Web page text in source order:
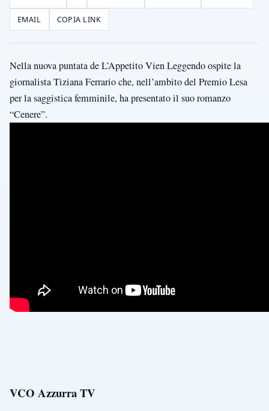
EMAIL COPIA LINK
Nella nuova puntata de L’Appetito Vien Leggendo ospite la
giornalista Tiziana Ferrario che, nell’ambito del Premio Lesa
per la saggistica femminile, ha presentato il suo romanzo
“Cenere”.
VCO Azzurra TV